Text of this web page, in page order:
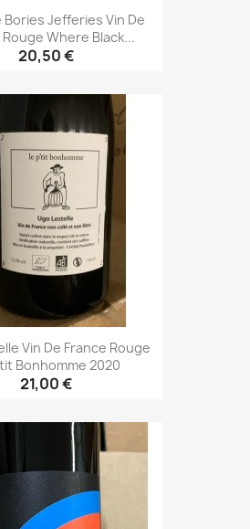
Bories Jefferies Vin De
Where Black...
20,50 €
Vin De France Rouge
Bonhomme 2020
21,00 €